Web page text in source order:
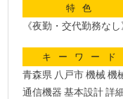
特色
《夜勤・交代勤務な
キーワード
青森県 八戸市 機械 機
通信機器 基本設計 詳